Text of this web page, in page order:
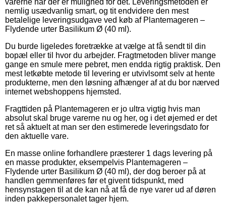
nemlig usædvanlig smart, og tit endvidere den mest
betalelige leveringsudgave ved køb af Plantemageren –
Flydende urter Basilikum Ø (40 ml).
Du burde ligeledes foretrække at vælge at få sendt til din
bopæl eller til hvor du arbejder. Fragtmetoden bliver mange
gange en smule mere pebret, men endda rigtig praktisk. Den
mest letkøbte metode til levering er utvivlsomt selv at hente
produkterne, men den løsning afhænger af at du bor nærved
internet webshoppens hjemsted.
Fragttiden på Plantemageren er jo ultra vigtig hvis man
absolut skal bruge varerne nu og her, og i det øjemed er det
ret så aktuelt at man ser den estimerede leveringsdato for
den aktuelle vare.
En masse online forhandlere præsterer 1 dags levering på
en masse produkter, eksempelvis Plantemageren –
Flydende urter Basilikum Ø (40 ml), der dog beroer på at
handlen gemmenføres før et givent tidspunkt, med
hensynstagen til at de kan nå at få de nye varer ud af døren
inden pakkepersonalet tager hjem.